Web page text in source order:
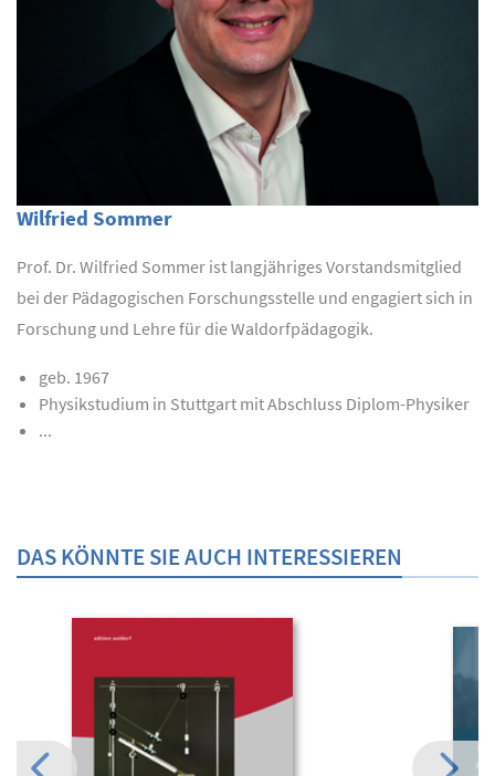
Wilfried Sommer
Prof. Dr. Wilfried Sommer ist langjähriges Vorstandsmitglied
bei der Pädagogischen Forschungsstelle und engagiert sich in
Forschung und Lehre für die Waldorfpädagogik.
geb. 1967
Physikstudium in Stuttgart mit Abschluss Diplom-Physiker
...
DAS KÖNNTE SIE AUCH INTERESSIEREN